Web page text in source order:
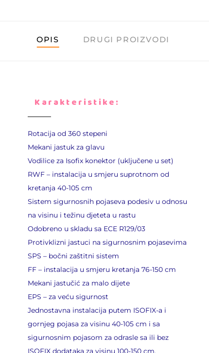
OPIS DRUGI PROIZVODI
Karakteristike:
Rotacija od 360 stepeni
Mekani jastuk za glavu
Vodilice za Isofix konektor (uključene u set)
RWF – instalacija u smjeru suprotnom od
kretanja 40-105 cm
Sistem sigurnosnih pojaseva podesiv u odnosu
na visinu i težinu djeteta u rastu
Odobreno u skladu sa ECE R129/03
Protivklizni jastuci na sigurnosnim pojasevima
SPS – bočni zaštitni sistem
FF – instalacija u smjeru kretanja 76-150 cm
Mekani jastučić za malo dijete
EPS – za veću sigurnost
Jednostavna instalacija putem ISOFIX-a i
gornjeg pojasa za visinu 40-105 cm i sa
sigurnosnim pojasom za odrasle sa ili bez
ISOFIX dodataka za visinu 100-150 cm.